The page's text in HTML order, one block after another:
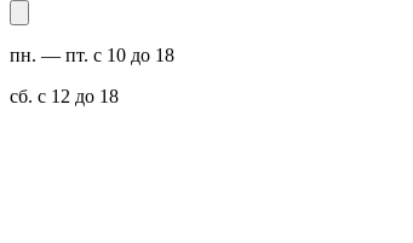
пн. — пт. с 10 до 18
сб. с 12 до 18